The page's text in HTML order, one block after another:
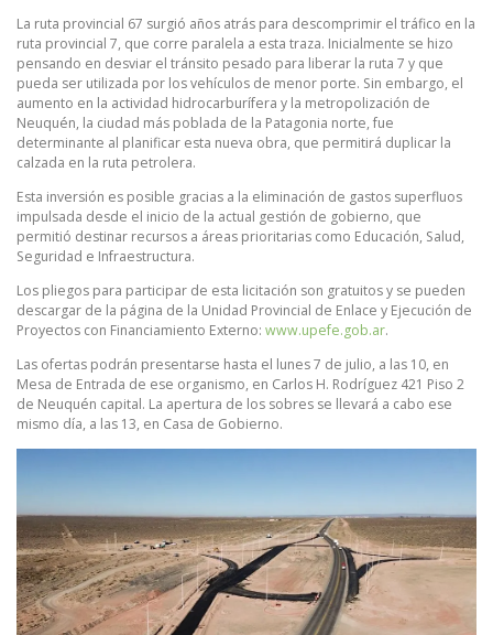
La ruta provincial 67 surgió años atrás para descomprimir el tráfico en la
ruta provincial 7, que corre paralela a esta traza. Inicialmente se hizo
pensando en desviar el tránsito pesado para liberar la ruta 7 y que
pueda ser utilizada por los vehículos de menor porte. Sin embargo, el
aumento en la actividad hidrocarburífera y la metropolización de
Neuquén, la ciudad más poblada de la Patagonia norte, fue
determinante al planificar esta nueva obra, que permitirá duplicar la
calzada en la ruta petrolera.
Esta inversión es posible gracias a la eliminación de gastos superfluos
impulsada desde el inicio de la actual gestión de gobierno, que
permitió destinar recursos a áreas prioritarias como Educación, Salud,
Seguridad e Infraestructura.
Los pliegos para participar de esta licitación son gratuitos y se pueden
descargar de la página de la Unidad Provincial de Enlace y Ejecución de
Proyectos con Financiamiento Externo: www.upefe.gob.ar.
Las ofertas podrán presentarse hasta el lunes 7 de julio, a las 10, en
Mesa de Entrada de ese organismo, en Carlos H. Rodríguez 421 Piso 2
de Neuquén capital. La apertura de los sobres se llevará a cabo ese
mismo día, a las 13, en Casa de Gobierno.